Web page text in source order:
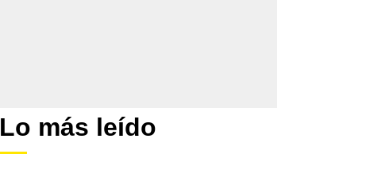
Lo más leído